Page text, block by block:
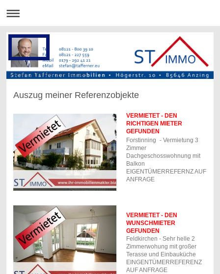
Stefan Tafferner Immobilien
Auszug meiner Referenzobjekte
VERMIETET - DEN
RICHTIGEN MIETER
GEFUNDEN
Forstinning - Vermietung 3
Zimmer
Dachgeschosswohnung mit
Balkon
EIGENTÜMERREFERNZ AUF
ANFRAGE
VERMIETET - DEN
WUNSCHMIETER
GEFUNDEN
Feldkirchen - Sehr helle 2
Zimmerwohung mit großer
Terasse und Einbauküche
EINGENTÜMERREFERENZ
AUF ANFRAGE